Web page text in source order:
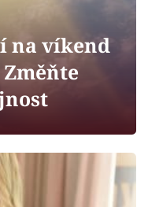
Vary
na víkend